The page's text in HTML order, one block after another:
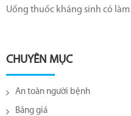
Uống thuốc kháng sinh có
CHUYÊN MỤC
An toàn người bệnh
Bảng giá